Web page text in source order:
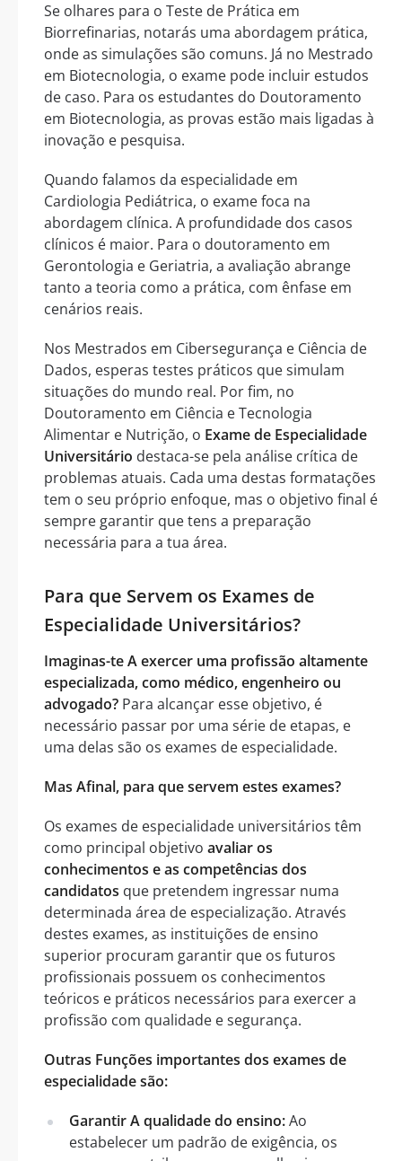
Se olhares para o Teste de Prática em
Biorrefinarias, notarás uma abordagem prática,
onde as simulações são comuns. Já no Mestrado
em Biotecnologia, o exame pode incluir estudos
de caso. Para os estudantes do Doutoramento
em Biotecnologia, as provas estão mais ligadas à
inovação e pesquisa.
Quando falamos da especialidade em
Cardiologia Pediátrica, o exame foca na
abordagem clínica. A profundidade dos casos
clínicos é maior. Para o doutoramento em
Gerontologia e Geriatria, a avaliação abrange
tanto a teoria como a prática, com ênfase em
cenários reais.
Nos Mestrados em Cibersegurança e Ciência de
Dados, esperas testes práticos que simulam
situações do mundo real. Por fim, no
Doutoramento em Ciência e Tecnologia
Alimentar e Nutrição, o Exame de Especialidade
Universitário destaca-se pela análise crítica de
problemas atuais. Cada uma destas formatações
tem o seu próprio enfoque, mas o objetivo final é
sempre garantir que tens a preparação
necessária para a tua área.
Para que Servem os Exames de
Especialidade Universitários?
Imaginas-te A exercer uma profissão altamente
especializada, como médico, engenheiro ou
advogado? Para alcançar esse objetivo, é
necessário passar por uma série de etapas, e
uma delas são os exames de especialidade.
Mas Afinal, para que servem estes exames?
Os exames de especialidade universitários têm
como principal objetivo avaliar os
conhecimentos e as competências dos
candidatos que pretendem ingressar numa
determinada área de especialização. Através
destes exames, as instituições de ensino
superior procuram garantir que os futuros
profissionais possuem os conhecimentos
teóricos e práticos necessários para exercer a
profissão com qualidade e segurança.
Outras Funções importantes dos exames de
especialidade são:
Garantir A qualidade do ensino:Ao
estabelecer um padrão de exigência, os